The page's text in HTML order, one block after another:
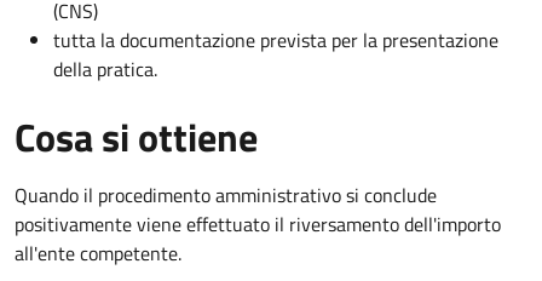
(CNS)
tutta la documentazione prevista per la presentazione
della pratica.
Cosa si ottiene
Quando il procedimento amministrativo si conclude
positivamente viene effettuato il riversamento dell'importo
all'ente competente.